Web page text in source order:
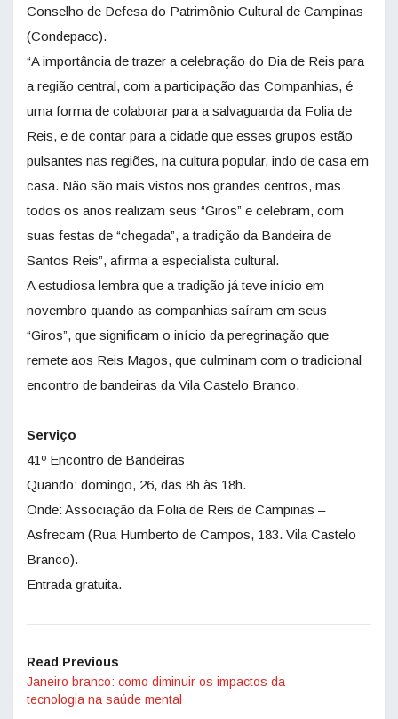
Conselho de Defesa do Patrimônio Cultural de Campinas
(Condepacc).
“A importância de trazer a celebração do Dia de Reis para
a região central, com a participação das Companhias, é
uma forma de colaborar para a salvaguarda da Folia de
Reis, e de contar para a cidade que esses grupos estão
pulsantes nas regiões, na cultura popular, indo de casa em
casa. Não são mais vistos nos grandes centros, mas
todos os anos realizam seus “Giros” e celebram, com
suas festas de “chegada”, a tradição da Bandeira de
Santos Reis”, afirma a especialista cultural.
A estudiosa lembra que a tradição já teve início em
novembro quando as companhias saíram em seus
“Giros”, que significam o início da peregrinação que
remete aos Reis Magos, que culminam com o tradicional
encontro de bandeiras da Vila Castelo Branco.
Serviço
41º Encontro de Bandeiras
Quando: domingo, 26, das 8h às 18h.
Onde: Associação da Folia de Reis de Campinas –
Asfrecam (Rua Humberto de Campos, 183. Vila Castelo
Branco).
Entrada gratuita.
Read Previous
Janeiro branco: como diminuir os impactos da
tecnologia na saúde mental